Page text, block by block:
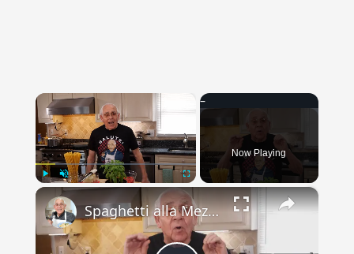
Unmute
Now Playing
×
Spaghetti alla Mezzanotte Recipe